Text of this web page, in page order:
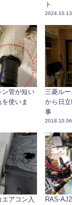
ト
2024.10.13
ン管が短い
使いま
三菱ル
から日立
事
2018.10.06
アコン入
RAS-